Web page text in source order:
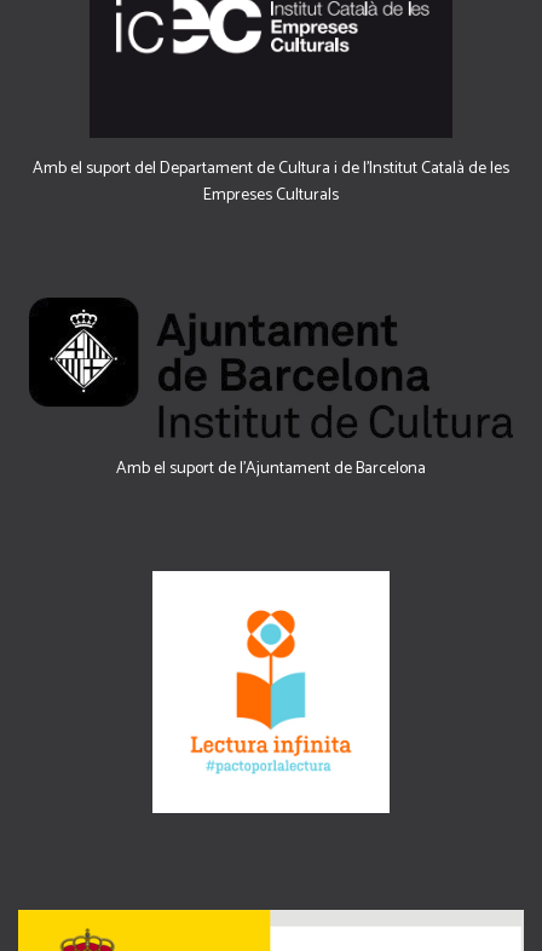
Amb el suport del Departament de Cultura i de l'Institut Català de les
Empreses Culturals
Amb el suport de l’Ajuntament de Barcelona